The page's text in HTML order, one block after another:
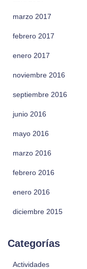
marzo 2017
febrero 2017
enero 2017
noviembre 2016
septiembre 2016
junio 2016
mayo 2016
marzo 2016
febrero 2016
enero 2016
diciembre 2015
Categorías
Actividades